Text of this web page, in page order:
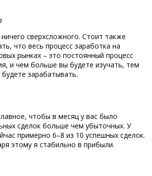
сверхсложного. Стоит также
что весь процесс заработка на
рынках – это постоянный процесс
и чем больше вы будете изучать, тем
зарабатывать.
чтобы в месяц у вас было
сделок больше чем убыточных. У
примерно 6–8 из 10 успешных сделок.
этому я стабильно в прибыли.